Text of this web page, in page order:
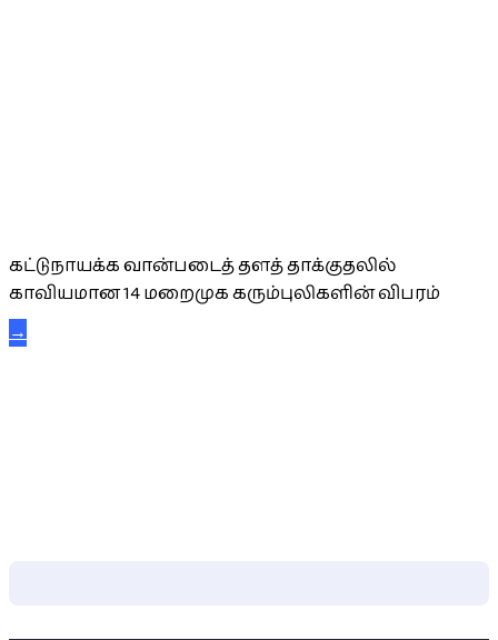
கட்டுநாயக்க வான்படைத் தளத் தாக்குதலில்
காவியமான 14 மறைமுக கரும்புலிகளின் விபரம்
→